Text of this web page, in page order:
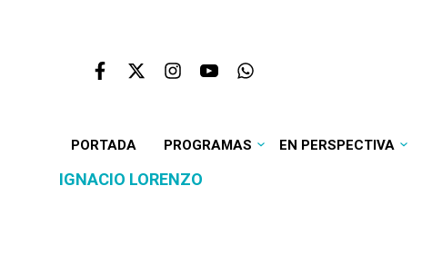
PORTADA PROGRAMAS EN PERSPECTIVA
IGNACIO LORENZO